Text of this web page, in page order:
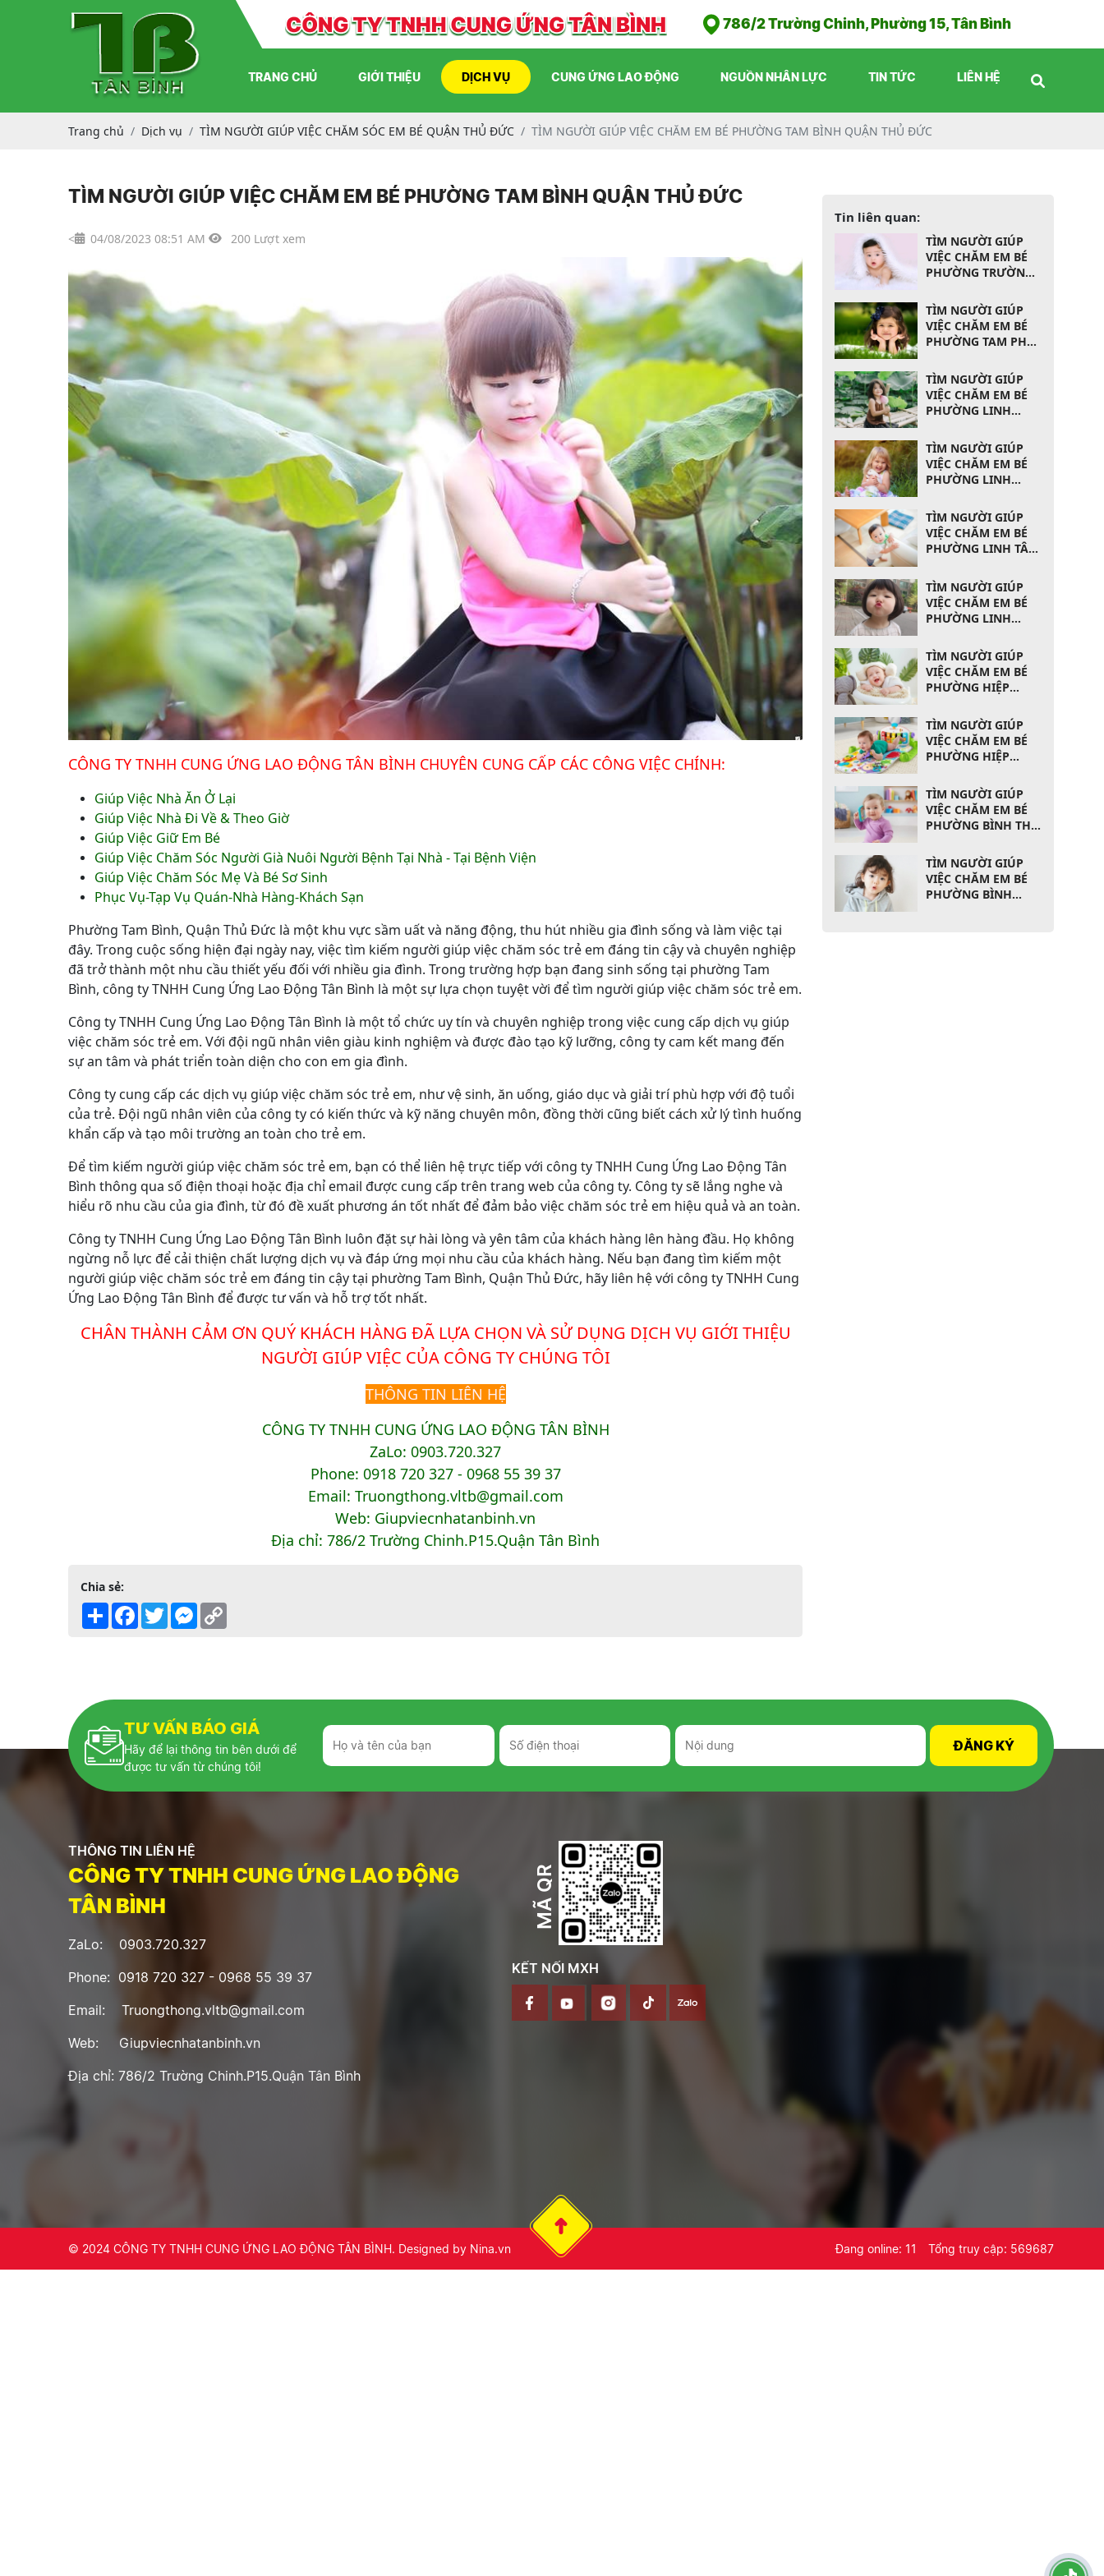
786/2 Trường Chinh, Phường 15, Tân Bình
TRANG CHỦ GIỚI THIỆU DỊCH VỤ CUNG ỨNG LAO ĐỘNG NGUỒN NHÂN LỰC TIN TỨC LIÊN HỆ
Trang chủ Dịch vụ TÌM NGƯỜI GIÚP VIỆC CHĂM SÓC EM BÉ QUẬN THỦ ĐỨC TÌM NGƯỜI GIÚP VIỆC CHĂM EM BÉ PHƯỜNG TAM BÌNH QUẬN THỦ ĐỨC
TÌM NGƯỜI GIÚP VIỆC CHĂM EM BÉ PHƯỜNG TAM BÌNH QUẬN THỦ ĐỨC
< 04/08/2023 08:51 AM 200 Lượt xem
CÔNG TY TNHH CUNG ỨNG LAO ĐỘNG TÂN BÌNH CHUYÊN CUNG CẤP CÁC CÔNG VIỆC CHÍNH:
Giúp Việc Nhà Ăn Ở Lại
Giúp Việc Nhà Đi Về & Theo Giờ
Giúp Việc Giữ Em Bé
Giúp Việc Chăm Sóc Người Già Nuôi Người Bệnh Tại Nhà - Tại Bệnh Viện
Giúp Việc Chăm Sóc Mẹ Và Bé Sơ Sinh
Phục Vụ-Tạp Vụ Quán-Nhà Hàng-Khách Sạn
Phường Tam Bình, Quận Thủ Đức là một khu vực sầm uất và năng động, thu hút nhiều gia đình sống và làm việc tại
đây. Trong cuộc sống hiện đại ngày nay, việc tìm kiếm người giúp việc chăm sóc trẻ em đáng tin cậy và chuyên nghiệp
đã trở thành một nhu cầu thiết yếu đối với nhiều gia đình. Trong trường hợp bạn đang sinh sống tại phường Tam
Bình, công ty TNHH Cung Ứng Lao Động Tân Bình là một sự lựa chọn tuyệt vời để tìm người giúp việc chăm sóc trẻ em.
Công ty TNHH Cung Ứng Lao Động Tân Bình là một tổ chức uy tín và chuyên nghiệp trong việc cung cấp dịch vụ giúp
việc chăm sóc trẻ em. Với đội ngũ nhân viên giàu kinh nghiệm và được đào tạo kỹ lưỡng, công ty cam kết mang đến
sự an tâm và phát triển toàn diện cho con em gia đình.
Công ty cung cấp các dịch vụ giúp việc chăm sóc trẻ em, như vệ sinh, ăn uống, giáo dục và giải trí phù hợp với độ tuổi
của trẻ. Đội ngũ nhân viên của công ty có kiến thức và kỹ năng chuyên môn, đồng thời cũng biết cách xử lý tình huống
khẩn cấp và tạo môi trường an toàn cho trẻ em.
Để tìm kiếm người giúp việc chăm sóc trẻ em, bạn có thể liên hệ trực tiếp với công ty TNHH Cung Ứng Lao Động Tân
Bình thông qua số điện thoại hoặc địa chỉ email được cung cấp trên trang web của công ty. Công ty sẽ lắng nghe và
hiểu rõ nhu cầu của gia đình, từ đó đề xuất phương án tốt nhất để đảm bảo việc chăm sóc trẻ em hiệu quả và an toàn.
Công ty TNHH Cung Ứng Lao Động Tân Bình luôn đặt sự hài lòng và yên tâm của khách hàng lên hàng đầu. Họ không
ngừng nỗ lực để cải thiện chất lượng dịch vụ và đáp ứng mọi nhu cầu của khách hàng. Nếu bạn đang tìm kiếm một
người giúp việc chăm sóc trẻ em đáng tin cậy tại phường Tam Bình, Quận Thủ Đức, hãy liên hệ với công ty TNHH Cung
Ứng Lao Động Tân Bình để được tư vấn và hỗ trợ tốt nhất.
CHÂN THÀNH CẢM ƠN QUÝ KHÁCH HÀNG ĐÃ LỰA CHỌN VÀ SỬ DỤNG DỊCH VỤ GIỚI THIỆU
NGƯỜI​ GIÚP VIỆC CỦA CÔNG TY CHÚNG TÔI
THÔNG TIN LIÊN HỆ
CÔNG TY TNHH CUNG ỨNG LAO ĐỘNG TÂN BÌNH
ZaLo: 0903.720.327
Phone: 0918 720 327 - 0968 55 39 37
Email: Truongthong.vltb@gmail.com
Web: Giupviecnhatanbinh.vn
Địa chỉ: 786/2 Trường Chinh.P15.Quận Tân Bình
Chia sẻ:
Share Facebook
TwitterMessenger
Tin liên quan:
TÌM NGƯỜI GIÚP
VIỆC CHĂM EM BÉ
PHƯỜNG TRƯỜNG
ĐỨC
TÌM NGƯỜI GIÚP
VIỆC CHĂM EM BÉ
PHƯỜNG TAM PHÚ
TÌM NGƯỜI GIÚP
VIỆC CHĂM EM BÉ
PHƯỜNG LINH
ĐỨC
TÌM NGƯỜI GIÚP
VIỆC CHĂM EM BÉ
PHƯỜNG LINH
ĐỨC
TÌM NGƯỜI GIÚP
VIỆC CHĂM EM BÉ
PHƯỜNG LINH TÂY
TÌM NGƯỜI GIÚP
VIỆC CHĂM EM BÉ
PHƯỜNG LINH
ĐỨC
TÌM NGƯỜI GIÚP
VIỆC CHĂM EM BÉ
PHƯỜNG HIỆP
THỦ ĐỨC
TÌM NGƯỜI GIÚP
VIỆC CHĂM EM BÉ
PHƯỜNG HIỆP
THỦ ĐỨC
TÌM NGƯỜI GIÚP
VIỆC CHĂM EM BÉ
PHƯỜNG BÌNH THỌ
TÌM NGƯỜI GIÚP
VIỆC CHĂM EM BÉ
PHƯỜNG BÌNH
TƯ VẤN BÁO GIÁ
Hãy để lại thông tin bên dưới để
được tư vấn từ chúng tôi!
THÔNG TIN LIÊN HỆ
CÔNG TY TNHH CUNG ỨNG LAO ĐỘNG
TÂN BÌNH
ZaLo: 0903.720.327
Phone: 0918 720 327 - 0968 55 39 37
Email: Truongthong.vltb@gmail.com
Web: Giupviecnhatanbinh.vn
Địa chỉ: 786/2 Trường Chinh.P15.Quận Tân Bình
MÃ QR
KẾT NỐI MXH
© 2024 CÔNG TY TNHH CUNG ỨNG LAO ĐỘNG TÂN BÌNH. Designed by Nina.vn Đang online: 11 Tổng truy cập: 569687